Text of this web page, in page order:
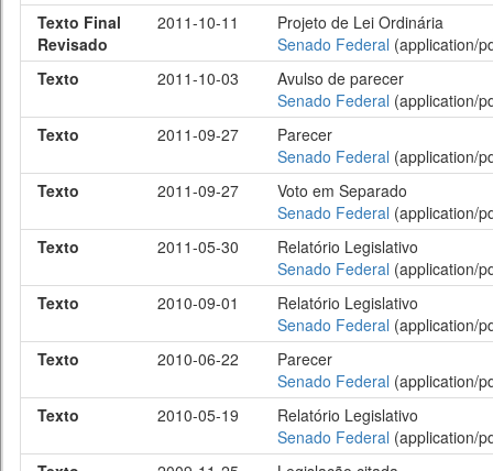
Texto Final
Revisado
2011-10-11
Projeto de Lei Ordinária
Senado Federal (application/
Texto
2011-10-03
Avulso de parecer
Senado Federal (application/
Texto
2011-09-27
Parecer
Senado Federal (application/
Texto
2011-09-27
Voto em Separado
Senado Federal (application/
Texto
2011-05-30
Relatório Legislativo
Senado Federal (application/
Texto
2010-09-01
Relatório Legislativo
Senado Federal (application/
Texto
2010-06-22
Parecer
Senado Federal (application/
Texto
2010-05-19
Relatório Legislativo
Senado Federal (application/